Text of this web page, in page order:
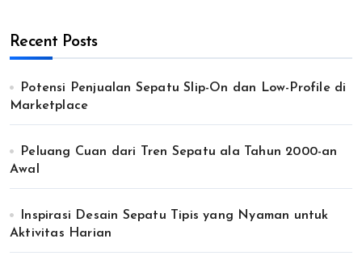
Recent Posts
Potensi Penjualan Sepatu Slip-On dan Low-Profile di
Marketplace
Peluang Cuan dari Tren Sepatu ala Tahun 2000-an
Awal
Inspirasi Desain Sepatu Tipis yang Nyaman untuk
Aktivitas Harian